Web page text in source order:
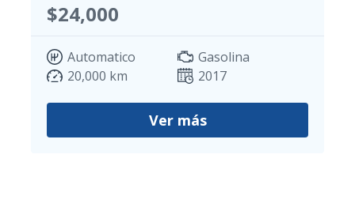
$24,000
Automatico
Gasolina
20,000 km
2017
Ver más